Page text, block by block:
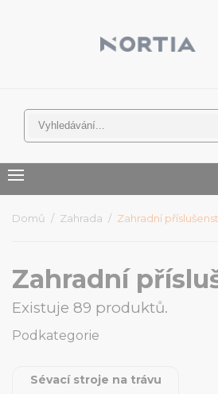
Domů Zahrada Zahradní
Zahradní
Existuje 89 produktů.
Podkategorie
Sévací stroje na trávu